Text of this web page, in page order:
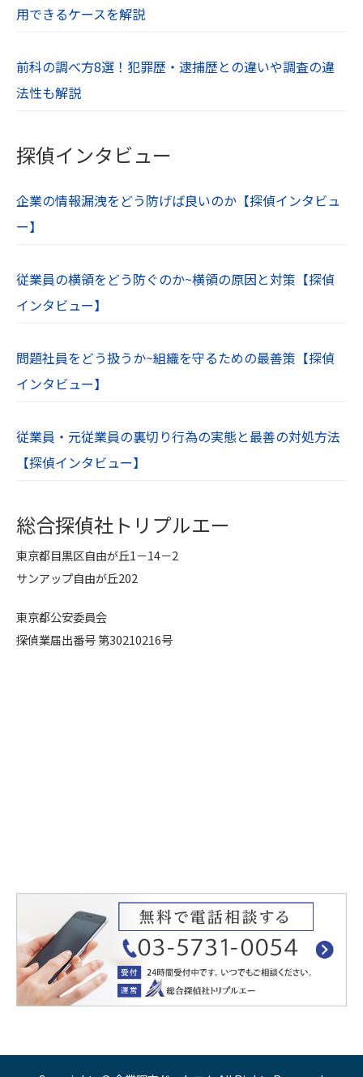
用できるケースを解説
前科の調べ方8選！犯罪歴・逮捕歴との違いや調査の違
法性も解説
探偵インタビュー
企業の情報漏洩をどう防げば良いのか【探偵インタビュ
ー】
従業員の横領をどう防ぐのか~横領の原因と対策【探偵
インタビュー】
問題社員をどう扱うか~組織を守るための最善策【探偵
インタビュー】
従業員・元従業員の裏切り行為の実態と最善の対処方法
【探偵インタビュー】
総合探偵社トリプルエー
東京都目黒区自由が丘1－14－2
サンアップ自由が丘202
東京都公安委員会
探偵業届出番号 第30210216号